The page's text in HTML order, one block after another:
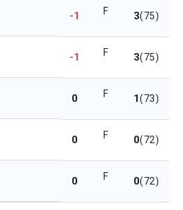
-1 F 3(75)
-1 F 3(75)
0 F 1(73)
0 F 0(72)
0 F 0(72)